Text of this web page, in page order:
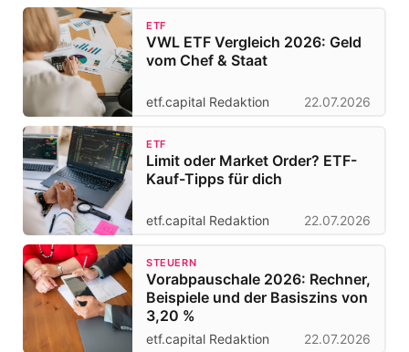
ETF
VWL ETF Vergleich 2026: Geld
vom Chef & Staat
etf.capital Redaktion 22.07.2026
ETF
Limit oder Market Order? ETF-
Kauf-Tipps für dich
etf.capital Redaktion 22.07.2026
STEUERN
Vorabpauschale 2026: Rechner,
Beispiele und der Basiszins von
3,20 %
etf.capital Redaktion 22.07.2026